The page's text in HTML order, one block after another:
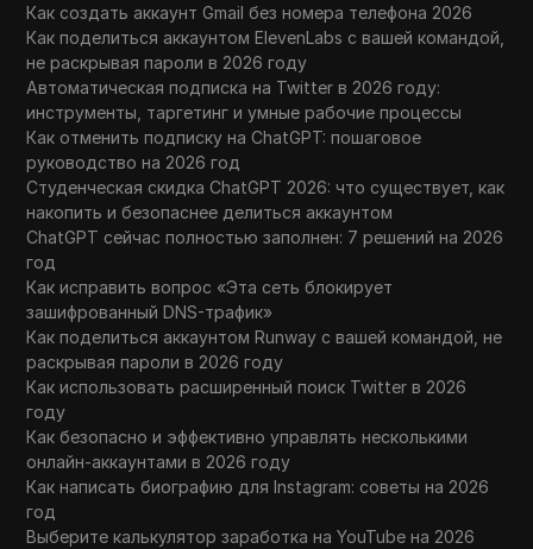
Как создать аккаунт Gmail без номера телефона 2026
Как поделиться аккаунтом ElevenLabs с вашей командой,
не раскрывая пароли в 2026 году
Автоматическая подписка на Twitter в 2026 году:
инструменты, таргетинг и умные рабочие процессы
Как отменить подписку на ChatGPT: пошаговое
руководство на 2026 год
Студенческая скидка ChatGPT 2026: что существует, как
накопить и безопаснее делиться аккаунтом
ChatGPT сейчас полностью заполнен: 7 решений на 2026
год
Как исправить вопрос «Эта сеть блокирует
зашифрованный DNS-трафик»
Как поделиться аккаунтом Runway с вашей командой, не
раскрывая пароли в 2026 году
Как использовать расширенный поиск Twitter в 2026
году
Как безопасно и эффективно управлять несколькими
онлайн-аккаунтами в 2026 году
Как написать биографию для Instagram: советы на 2026
год
Выберите калькулятор заработка на YouTube на 2026